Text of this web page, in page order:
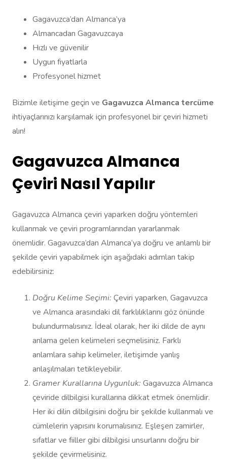
Gagavuzca’dan Almanca’ya
Almancadan Gagavuzcaya
Hızlı ve güvenilir
Uygun fiyatlarla
Profesyonel hizmet
Bizimle iletişime geçin ve Gagavuzca Almanca tercüme
ihtiyaçlarınızı karşılamak için profesyonel bir çeviri hizmeti
alın!
Gagavuzca Almanca
Çeviri Nasıl Yapılır
Gagavuzca Almanca çeviri yaparken doğru yöntemleri
kullanmak ve çeviri programlarından yararlanmak
önemlidir. Gagavuzca’dan Almanca’ya doğru ve anlamlı bir
şekilde çeviri yapabilmek için aşağıdaki adımları takip
edebilirsiniz:
Doğru Kelime Seçimi: Çeviri yaparken, Gagavuzca
ve Almanca arasındaki dil farklılıklarını göz önünde
bulundurmalısınız. İdeal olarak, her iki dilde de aynı
anlama gelen kelimeleri seçmelisiniz. Farklı
anlamlara sahip kelimeler, iletişimde yanlış
anlaşılmaları tetikleyebilir.
Gramer Kurallarına Uygunluk: Gagavuzca Almanca
çeviride dilbilgisi kurallarına dikkat etmek önemlidir.
Her iki dilin dilbilgisini doğru bir şekilde kullanmalı ve
cümlelerin yapısını korumalısınız. Eşleşen zamirler,
sıfatlar ve fiiller gibi dilbilgisi unsurlarını doğru bir
şekilde çevirmelisiniz.